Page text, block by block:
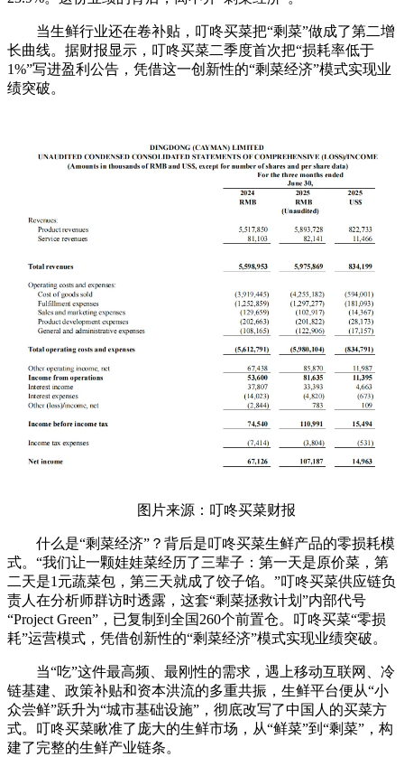
当生鲜行业还在卷补贴，叮咚买菜把“剩菜”做成了第二增
长曲线。据财报显示，叮咚买菜二季度首次把“损耗率低于
1%”写进盈利公告，凭借这一创新性的“剩菜经济”模式实现业
绩突破。
图片来源：叮咚买菜财报
什么是“剩菜经济”？背后是叮咚买菜生鲜产品的零损耗模
式。“我们让一颗娃娃菜经历了三辈子：第一天是原价菜，第
二天是1元蔬菜包，第三天就成了饺子馅。”叮咚买菜供应链负
责人在分析师群访时透露，这套“剩菜拯救计划”内部代号
“Project Green”，已复制到全国260个前置仓。叮咚买菜“零损
耗”运营模式，凭借创新性的“剩菜经济”模式实现业绩突破。
当“吃”这件最高频、最刚性的需求，遇上移动互联网、冷
链基建、政策补贴和资本洪流的多重共振，生鲜平台便从“小
众尝鲜”跃升为“城市基础设施”，彻底改写了中国人的买菜方
式。叮咚买菜瞅准了庞大的生鲜市场，从“鲜菜”到“剩菜”，构
建了完整的生鲜产业链条。